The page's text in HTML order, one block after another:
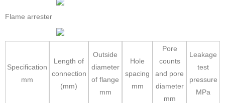
Flame arrester
Specification
mm
Length of
connection
(mm)
Outside
diameter
of flange
mm
Hole
spacing
mm
Pore
counts
and pore
diameter
mm
Leakage
test
pressure
MPa